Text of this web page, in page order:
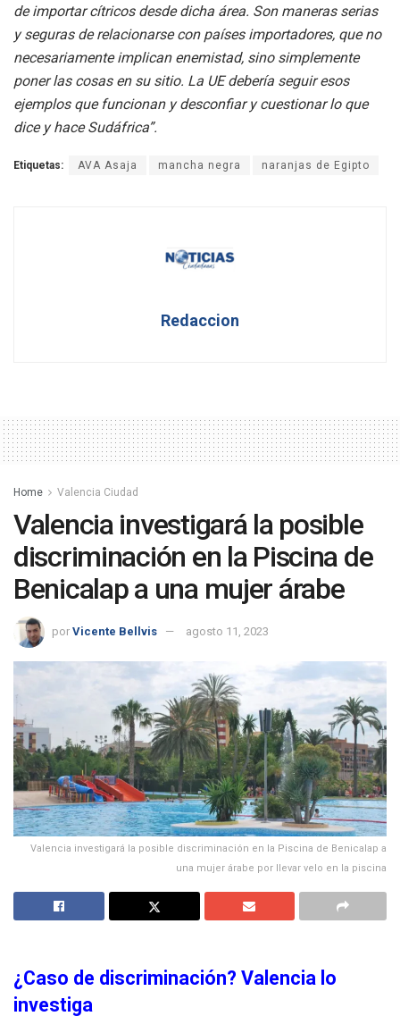
de importar cítricos desde dicha área. Son maneras serias
y seguras de relacionarse con países importadores, que no
necesariamente implican enemistad, sino simplemente
poner las cosas en su sitio. La UE debería seguir esos
ejemplos que funcionan y desconfiar y cuestionar lo que
dice y hace Sudáfrica”.
Etiquetas: AVA Asaja mancha negra naranjas de Egipto
Redaccion
Home Valencia Ciudad
Valencia investigará la posible
discriminación en la Piscina de
Benicalap a una mujer árabe
por Vicente Bellvis agosto 11, 2023
Valencia investigará la posible discriminación en la Piscina de Benicalap a
una mujer árabe por llevar velo en la piscina
¿Caso de discriminación? Valencia lo
investiga